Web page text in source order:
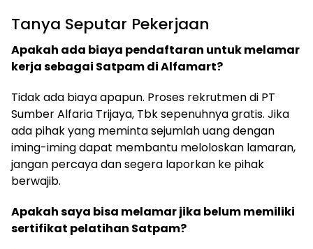
Tanya Seputar Pekerjaan
Apakah ada biaya pendaftaran untuk melamar
kerja sebagai Satpam di Alfamart?
Tidak ada biaya apapun. Proses rekrutmen di PT
Sumber Alfaria Trijaya, Tbk sepenuhnya gratis. Jika
ada pihak yang meminta sejumlah uang dengan
iming-iming dapat membantu meloloskan lamaran,
jangan percaya dan segera laporkan ke pihak
berwajib.
Apakah saya bisa melamar jika belum memiliki
sertifikat pelatihan Satpam?